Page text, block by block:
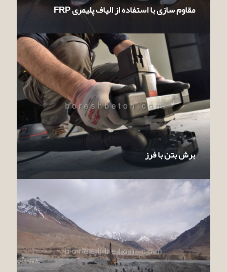
مقاوم سازی با استفاده از الیاف پلیمری FRP
برش بتن با فرز